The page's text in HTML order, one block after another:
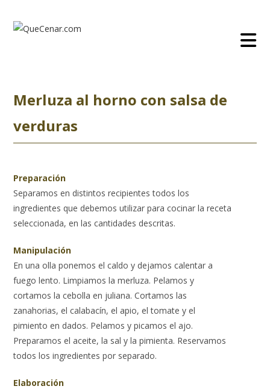
contenido
Merluza al horno con salsa de
verduras
Preparación
Separamos en distintos recipientes todos los
ingredientes que debemos utilizar para cocinar la receta
seleccionada, en las cantidades descritas.
Manipulación
En una olla ponemos el caldo y dejamos calentar a
fuego lento. Limpiamos la merluza. Pelamos y
cortamos la cebolla en juliana. Cortamos las
zanahorias, el calabacín, el apio, el tomate y el
pimiento en dados. Pelamos y picamos el ajo.
Preparamos el aceite, la sal y la pimienta. Reservamos
todos los ingredientes por separado.
Elaboración